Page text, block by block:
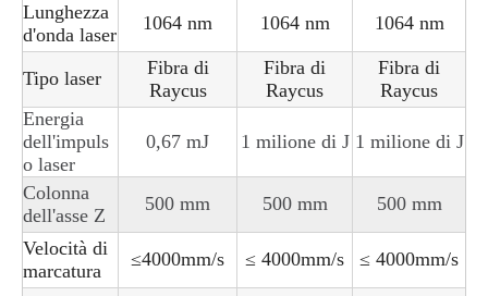
Lunghezza
d'onda laser
1064 nm 1064 nm 1064 nm
Tipo laser
Fibra di
Raycus
Fibra di
Raycus
Fibra di
Raycus
Energia
dell'impuls
o laser
0,67 mJ 1 milione di J 1 milione di J
Colonna
dell'asse Z
500 mm 500 mm 500 mm
Velocità di
marcatura
≤4000mm/s ≤ 4000mm/s ≤ 4000mm/s